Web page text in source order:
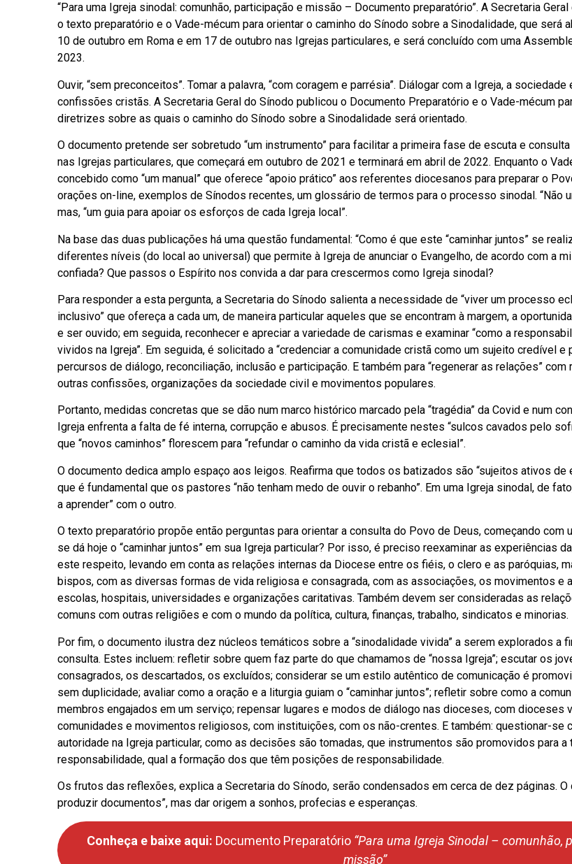
“Para uma Igreja sinodal: comunhão, participação e missão – Documento preparatório”. A Secretaria
o texto preparatório e o Vade-mécum para orientar o caminho do Sínodo sobre a Sinodalidade, que será
10 de outubro em Roma e em 17 de outubro nas Igrejas particulares, e será concluído com uma
2023.
Ouvir, “sem preconceitos”. Tomar a palavra, “com coragem e parrésia”. Diálogar com a Igreja, a sociedade
confissões cristãs. A Secretaria Geral do Sínodo publicou o Documento Preparatório e o Vade-mécum
diretrizes sobre as quais o caminho do Sínodo sobre a Sinodalidade será orientado.
O documento pretende ser sobretudo “um instrumento” para facilitar a primeira fase de escuta e
nas Igrejas particulares, que começará em outubro de 2021 e terminará em abril de 2022. Enquanto o
concebido como “um manual” que oferece “apoio prático” aos referentes diocesanos para preparar o
orações on-line, exemplos de Sínodos recentes, um glossário de termos para o processo sinodal. “Não
mas, “um guia para apoiar os esforços de cada Igreja local”.
Na base das duas publicações há uma questão fundamental: “Como é que este “caminhar juntos” se
diferentes níveis (do local ao universal) que permite à Igreja de anunciar o Evangelho, de acordo com a
confiada? Que passos o Espírito nos convida a dar para crescermos como Igreja sinodal?
Para responder a esta pergunta, a Secretaria do Sínodo salienta a necessidade de “viver um processo
inclusivo” que ofereça a cada um, de maneira particular aqueles que se encontram à margem, a
e ser ouvido; em seguida, reconhecer e apreciar a variedade de carismas e examinar “como a
vividos na Igreja”. Em seguida, é solicitado a “credenciar a comunidade cristã como um sujeito credível e
percursos de diálogo, reconciliação, inclusão e participação. E também para “regenerar as relações”
outras confissões, organizações da sociedade civil e movimentos populares.
Portanto, medidas concretas que se dão num marco histórico marcado pela “tragédia” da Covid e num
Igreja enfrenta a falta de fé interna, corrupção e abusos. É precisamente nestes “sulcos cavados pelo
que “novos caminhos” florescem para “refundar o caminho da vida cristã e eclesial”.
O documento dedica amplo espaço aos leigos. Reafirma que todos os batizados são “sujeitos ativos de
que é fundamental que os pastores “não tenham medo de ouvir o rebanho”. Em uma Igreja sinodal, de
a aprender” com o outro.
O texto preparatório propõe então perguntas para orientar a consulta do Povo de Deus, começando com
se dá hoje o “caminhar juntos” em sua Igreja particular? Por isso, é preciso reexaminar as experiências
este respeito, levando em conta as relações internas da Diocese entre os fiéis, o clero e as paróquias,
bispos, com as diversas formas de vida religiosa e consagrada, com as associações, os movimentos e
escolas, hospitais, universidades e organizações caritativas. Também devem ser consideradas as
comuns com outras religiões e com o mundo da política, cultura, finanças, trabalho, sindicatos e minorias.
Por fim, o documento ilustra dez núcleos temáticos sobre a “sinodalidade vivida” a serem explorados a
consulta. Estes incluem: refletir sobre quem faz parte do que chamamos de “nossa Igreja”; escutar os
consagrados, os descartados, os excluídos; considerar se um estilo autêntico de comunicação é
sem duplicidade; avaliar como a oração e a liturgia guiam o “caminhar juntos”; refletir sobre como a
membros engajados em um serviço; repensar lugares e modos de diálogo nas dioceses, com dioceses
comunidades e movimentos religiosos, com instituições, com os não-crentes. E também: questionar-se
autoridade na Igreja particular, como as decisões são tomadas, que instrumentos são promovidos para a
responsabilidade, qual a formação dos que têm posições de responsabilidade.
Os frutos das reflexões, explica a Secretaria do Sínodo, serão condensados em cerca de dez páginas. O
produzir documentos”, mas dar origem a sonhos, profecias e esperanças.
Conheça e baixe aqui: Documento Preparatório “Para uma Igreja Sinodal – comunhão,
missão”